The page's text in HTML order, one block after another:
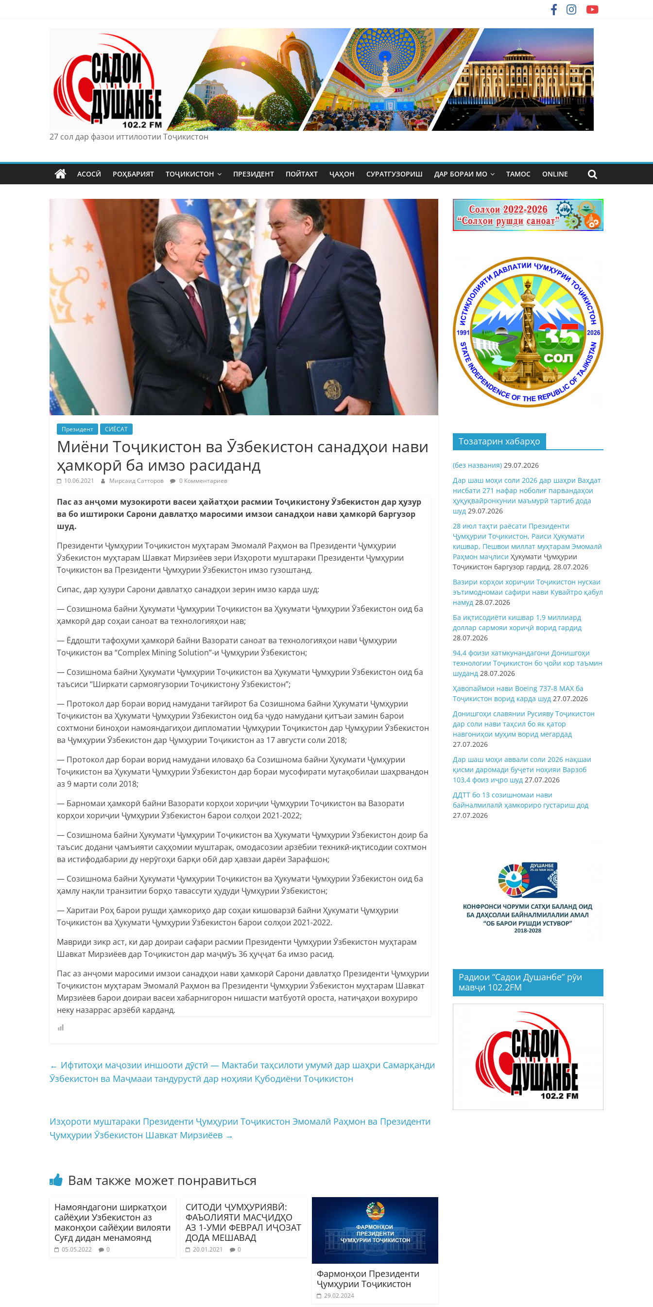
27 сол дар фазои иттилоотии Тоҷикистон
АСОСӢ РОҲБАРИЯТ ТОҶИКИСТОН ПРЕЗИДЕНТ ПОЙТАХТ ҶАҲОН СУРАТГУЗОРИШ ДАР БОРАИ МО ТАМОС ONLINE
Президент СИЁСАТ
Миёни Тоҷикистон ва Ӯзбекистон санадҳои нави
ҳамкорӣ ба имзо расиданд
10.06.2021 Мирсаид Сатторов 0 Комментариев
Пас аз анҷоми музокироти васеи ҳайатҳои расмии Тоҷикистону Ӯзбекистон дар ҳузур
ва бо иштироки Сарони давлатҳо маросими имзои санадҳои нави ҳамкорӣ баргузор
шуд.
Президенти Ҷумҳурии Тоҷикистон муҳтарам Эмомалӣ Раҳмон ва Президенти Ҷумҳурии
Ӯзбекистон муҳтарам Шавкат Мирзиёев зери Изҳороти муштараки Президенти Ҷумҳурии
Тоҷикистон ва Президенти Ҷумҳурии Ӯзбекистон имзо гузоштанд.
Сипас, дар ҳузури Сарони давлатҳо санадҳои зерин имзо карда шуд:
— Созишнома байни Ҳукумати Ҷумҳурии Тоҷикистон ва Ҳукумати Ҷумҳурии Ӯзбекистон оид ба
ҳамкорӣ дар соҳаи саноат ва технологияҳои нав;
— Ёддошти тафоҳуми ҳамкорӣ байни Вазорати саноат ва технологияҳои нави Ҷумҳурии
Тоҷикистон ва “Complex Mining Solution”-и Ҷумҳурии Ӯзбекистон;
— Созишнома байни Ҳукумати Ҷумҳурии Тоҷикистон ва Ҳукумати Ҷумҳурии Ӯзбекистон оид ба
таъсиси “Ширкати сармоягузории Тоҷикистону Ӯзбекистон”;
— Протокол дар бораи ворид намудани тағйирот ба Созишнома байни Ҳукумати Ҷумҳурии
Тоҷикистон ва Ҳукумати Ҷумҳурии Ӯзбекистон оид ба ҷудо намудани қитъаи замин барои
сохтмони биноҳои намояндагиҳои дипломатии Ҷумҳурии Тоҷикистон дар Ҷумҳурии Ӯзбекистон
ва Ҷумҳурии Ӯзбекистон дар Ҷумҳурии Тоҷикистон аз 17 августи соли 2018;
— Протокол дар бораи ворид намудани иловаҳо ба Созишнома байни Ҳукумати Ҷумҳурии
Тоҷикистон ва Ҳукумати Ҷумҳурии Ӯзбекистон дар бораи мусофирати мутақобилаи шаҳрвандон
аз 9 марти соли 2018;
— Барномаи ҳамкорӣ байни Вазорати корҳои хориҷии Ҷумҳурии Тоҷикистон ва Вазорати
корҳои хориҷии Ҷумҳурии Ӯзбекистон барои солҳои 2021-2022;
— Созишнома байни Ҳукумати Ҷумҳурии Тоҷикистон ва Ҳукумати Ҷумҳурии Ӯзбекистон доир ба
таъсис додани ҷамъияти саҳҳомии муштарак, омодасозии арзёбии техникӣ-иқтисодии сохтмон
ва истифодабарии ду нерӯгоҳи барқи обӣ дар ҳавзаи дарёи Зарафшон;
— Созишнома байни Ҳукумати Ҷумҳурии Тоҷикистон ва Ҳукумати Ҷумҳурии Ӯзбекистон оид ба
ҳамлу нақли транзитии борҳо тавассути ҳудуди Ҷумҳурии Ӯзбекистон;
— Харитаи Роҳ барои рушди ҳамкориҳо дар соҳаи кишоварзӣ байни Ҳукумати Ҷумҳурии
Тоҷикистон ва Ҳукумати Ҷумҳурии Ӯзбекистон барои солҳои 2021-2022.
Мавриди зикр аст, ки дар доираи сафари расмии Президенти Ҷумҳурии Ӯзбекистон муҳтарам
Шавкат Мирзиёев дар Тоҷикистон дар маҷмӯъ 36 ҳуҷҷат ба имзо расид.
Пас аз анҷоми маросими имзои санадҳои нави ҳамкорӣ Сарони давлатҳо Президенти Ҷумҳурии
Тоҷикистон муҳтарам Эмомалӣ Раҳмон ва Президенти Ҷумҳурии Ӯзбекистон муҳтарам Шавкат
Мирзиёев барои доираи васеи хабарнигорон нишасти матбуотӣ ороста, натиҷаҳои вохуриро
неку назаррас арзёбӣ карданд.
← Ифтитоҳи маҷозии иншооти дӯстӣ — Мактаби таҳсилоти умумӣ дар шаҳри Самарқанди
Ӯзбекистон ва Маҷмааи тандурустӣ дар ноҳияи Қубодиёни Тоҷикистон
Изҳороти муштараки Президенти Ҷумҳурии Тоҷикистон Эмомалӣ Раҳмон ва Президенти
Ҷумҳурии Ӯзбекистон Шавкат Мирзиёев →
Вам также может понравиться
Намояндагони ширкатҳои
сайёҳии Узбекистон аз
маконҳои сайёҳии вилояти
Суғд дидан менамоянд
05.05.2022 0
СИТОДИ ҶУМҲУРИЯВӢ:
ФАЪОЛИЯТИ МАСҶИДҲО
АЗ 1-УМИ ФЕВРАЛ ИҶОЗАТ
ДОДА МЕШАВАД
20.01.2021 0
Фармонҳои Президенти
Ҷумҳурии Тоҷикистон
29.02.2024
Тозатарин хабарҳо
(без названия) 29.07.2026
Дар шаш моҳи соли 2026 дар шаҳри Ваҳдат
нисбати 271 нафар ноболиғ парвандаҳои
ҳуқуқвайронкунии маъмурӣ тартиб дода
шуд 29.07.2026
28 июл таҳти раёсати Президенти
Ҷумҳурии Тоҷикистон, Раиси Ҳукумати
кишвар, Пешвои миллат муҳтарам Эмомалӣ
Раҳмон маҷлиси Ҳукумати Ҷумҳурии
Тоҷикистон баргузор гардид. 28.07.2026
Вазири корҳои хориҷии Тоҷикистон нусхаи
эътимодномаи сафири нави Кувайтро қабул
намуд 28.07.2026
Ба иқтисодиёти кишвар 1,9 миллиард
доллар сармояи хориҷӣ ворид гардид
28.07.2026
94,4 фоизи хатмкунандагони Донишгоҳи
технологии Тоҷикистон бо ҷойи кор таъмин
шуданд 28.07.2026
Ҳавопаймои нави Boeing 737-8 MAX ба
Тоҷикистон ворид карда шуд 27.07.2026
Донишгоҳи славянии Русияву Тоҷикистон
дар соли нави таҳсил бо як қатор
навгониҳои муҳим ворид мегардад
27.07.2026
Дар шаш моҳи аввали соли 2026 нақшаи
қисми даромади буҷети ноҳияи Варзоб
103,4 фоиз иҷро шуд 27.07.2026
ДДТТ бо 13 созишномаи нави
байналмилалӣ ҳамкориро густариш дод
27.07.2026
Радиои “Садои Душанбе” рӯи
мавҷи 102.2FM